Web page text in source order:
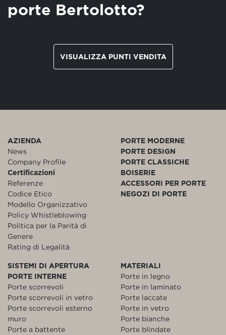
porte Bertolotto?
VISUALIZZA PUNTI VENDITA
AZIENDA
News
Company Profile
Certificazioni
Referenze
Codice Etico
Modello Organizzativo
Policy Whistleblowing
Politica per la Parità di
Genere
Rating di Legalità
PORTE MODERNE
PORTE DESIGN
PORTE CLASSICHE
BOISERIE
ACCESSORI PER PORTE
NEGOZI DI PORTE
SISTEMI DI APERTURA
PORTE INTERNE
Porte scorrevoli
Porte scorrevoli in vetro
Porte scorrevoli esterno
muro
Porte a battente
MATERIALI
Porte in legno
Porte in laminato
Porte laccate
Porte in vetro
Porte bianche
Porte blindate